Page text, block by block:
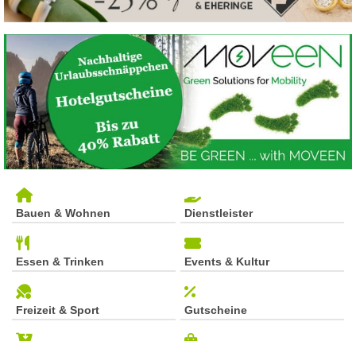
Bauen & Wohnen Dienstleister
Essen & Trinken Events & Kultur
Freizeit & Sport Gutscheine